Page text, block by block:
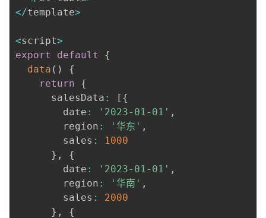
</template>
<script>
export
default
{
data ( )
{
return
{
      salesData
: [ {
        date
: '2023-01-01' ,
        region
: '华东' ,
        sales
:
1000
} ,
{
        date
: '2023-01-01' ,
        region
: '华南' ,
        sales
:
2000
} ,
{